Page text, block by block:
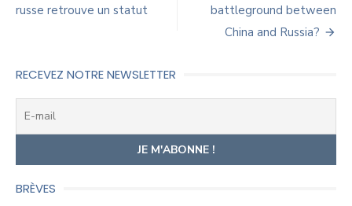
de
russe retrouve un statut
battleground between
China and Russia?
RECEVEZ NOTRE NEWSLETTER
BRÈVES